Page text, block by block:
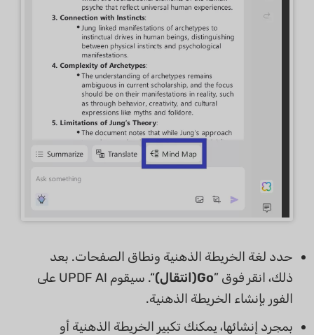
حدد لغة الخريطة الذهنية ونطاق الصفحات. بعد
ذلك، انقر فوق ”Go(انتقال)
“. سيقوم UPDF AI على
الفور بإنشاء الخريطة الذهنية.
بمجرد إنشائها، يمكنك تكبير الخريطة الذهنية أو